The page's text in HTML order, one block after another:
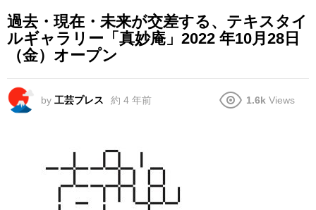
過去・現在・未来が交差する、テキスタイ
ルギャラリー「真妙庵」2022 年10月28日
（金）オープン
by 工芸プレス 約 4 年前 1.6k Views